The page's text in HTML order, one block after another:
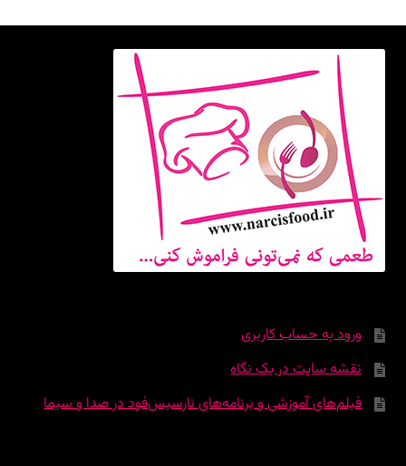
ورود به حساب کاربری
نقشه سایت در یک نگاه
فیلم‌های آموزشی و برنامه‌های نارسیس‌فود در صدا و سیما